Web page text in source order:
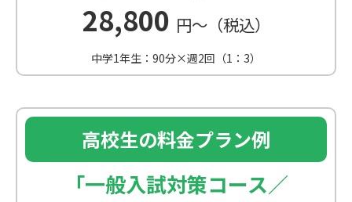
28,800 円～（税込）
中学1年生：90分×週2回（1：3）
高校生の料金プラン例
「一般入試対策コース／